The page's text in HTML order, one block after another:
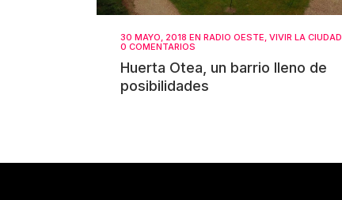
30 MAYO, 2018 EN RADIO OESTE, VIVIR LA CIUDAD
0 COMENTARIOS
Huerta Otea, un barrio lleno de
posibilidades